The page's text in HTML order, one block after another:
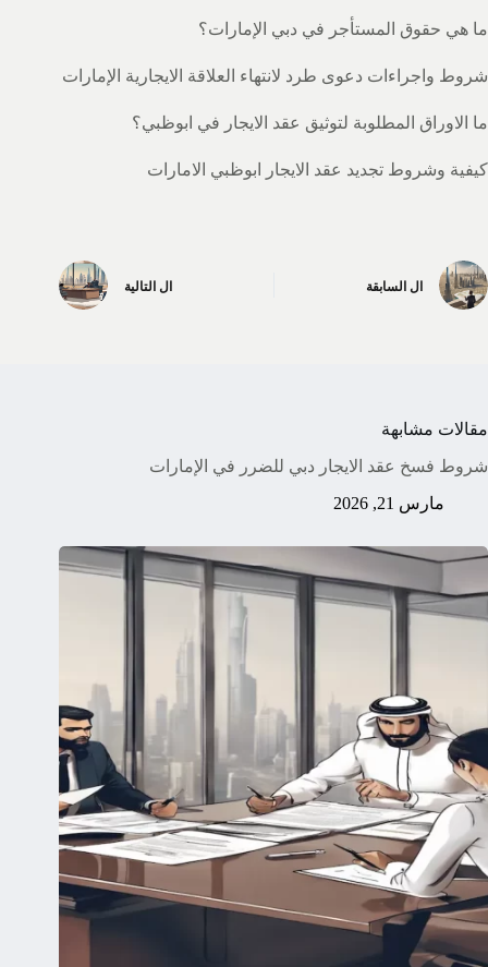
ما هي حقوق المستأجر في دبي الإمارات؟
شروط واجراءات دعوى طرد لانتهاء العلاقة الايجارية الإمارات
ما الاوراق المطلوبة لتوثيق عقد الايجار في ابوظبي؟
كيفية وشروط تجديد عقد الايجار ابوظبي الامارات
ال السابقة ال التالية
مقالات مشابهة
شروط فسخ عقد الايجار دبي للضرر في الإمارات
مارس 21, 2026